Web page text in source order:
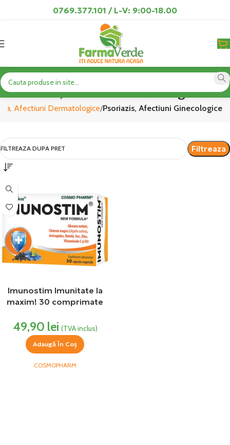
0769.377.101 / L-V: 9:00-18.00
Psoriazis, Afectiuni Ginecologice
Afectiuni Dermatologice Psoriazis, Afectiuni Ginecologice
FILTREAZA DUPA PRET Filtreaza
Imunostim Imunitate la
maxim! 30 comprimate
49,90 lei (TVA inclus)
Adaugă În Coș
COSMOPHARM